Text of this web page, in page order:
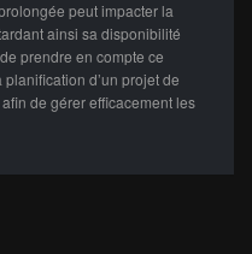
peut impacter la
ainsi sa disponibilité
prendre en compte ce
d’un projet de
de gérer efficacement les